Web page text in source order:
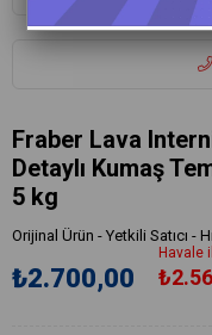
Fraber Lava
Detaylı Kumaş
5 kg
Orijinal Ürün - Yetkili Satıcı -
₺2.700,00
Havale